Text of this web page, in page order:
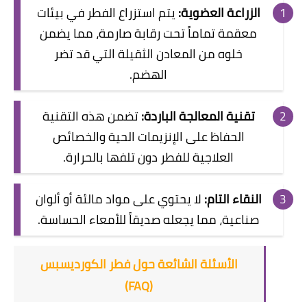
الزراعة العضوية:يتم استزراع الفطر في بيئات
معقمة تماماً تحت رقابة صارمة، مما يضمن
خلوه من المعادن الثقيلة التي قد تضر
الهضم.
تقنية المعالجة الباردة:تضمن هذه التقنية
الحفاظ على الإنزيمات الحية والخصائص
العلاجية للفطر دون تلفها بالحرارة.
النقاء التام:لا يحتوي على مواد مالئة أو ألوان
صناعية، مما يجعله صديقاً للأمعاء الحساسة.
​الأسئلة الشائعة حول فطر الكورديسبس
(FAQ)